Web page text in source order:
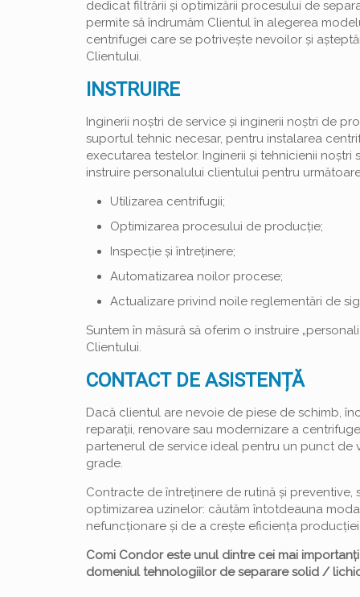
dedicat filtrării și optimizării procesului de
permite să îndrumăm Clientul în alegerea
centrifugei care se potrivește nevoilor și
Clientului.
INSTRUIRE
Inginerii noștri de service și inginerii noștri de
suportul tehnic necesar, pentru instalarea
executarea testelor. Inginerii și tehnicienii noștri
instruire personalului clientului pentru
Utilizarea centrifugii;
Optimizarea procesului de producție;
Inspecție și întreținere;
Automatizarea noilor procese;
Actualizare privind noile reglementări de
Suntem în măsură să oferim o instruire
Clientului.
CONTACT DE ASISTENȚĂ
Dacă clientul are nevoie de piese de schimb,
reparații, renovare sau modernizare a
partenerul de service ideal pentru un punct de
grade.
Contracte de întreținere de rutină și preventive,
optimizarea uzinelor: căutăm întotdeauna
nefuncționare și de a crește eficiența
Comi Condor este unul dintre cei mai
domeniul tehnologiilor de separare solid /